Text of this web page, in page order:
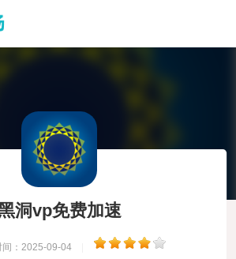
洞vp免费加速
间：2025-09-04